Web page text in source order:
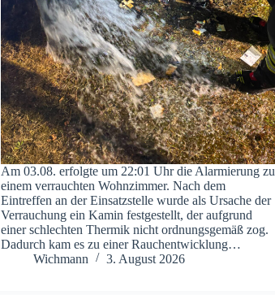
Am 03.08. erfolgte um 22:01 Uhr die Alarmierung zu
einem verrauchten Wohnzimmer. Nach dem
Eintreffen an der Einsatzstelle wurde als Ursache der
Verrauchung ein Kamin festgestellt, der aufgrund
einer schlechten Thermik nicht ordnungsgemäß zog.
Dadurch kam es zu einer Rauchentwicklung…
Wichmann
3. August 2026